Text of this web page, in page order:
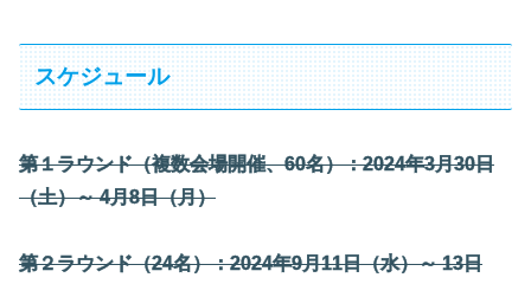
スケジュール
第１ラウンド（複数会場開催、60名）：2024年3月30日
（土）～ 4月8日（月）
第２ラウンド（24名）：2024年9月11日（水）～ 13日